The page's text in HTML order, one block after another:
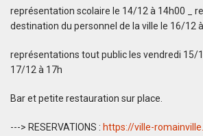
représentation scolaire le 14/12 à 14h00 _
destination du personnel de la ville le 16/12
représentations tout public les vendredi 15/
17/12 à 17h
Bar et petite restauration sur place.
---> RESERVATIONS : https://ville-